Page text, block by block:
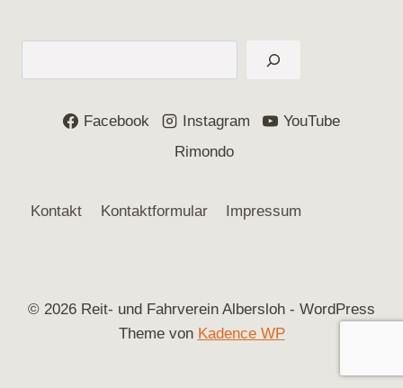
Facebook Instagram
YouTube
Rimondo
Kontakt Kontaktformular Impressum
© 2026 Reit- und Fahrverein Albersloh - WordPress
Theme von Kadence WP